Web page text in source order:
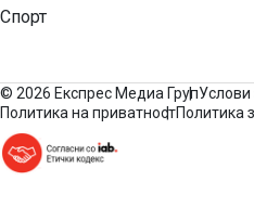
Спорт
© 2026 Експрес Медиа Груп
Политика на приватностПолитика